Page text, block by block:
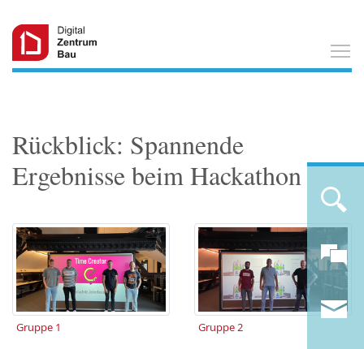
Rückblick: Spannende
Ergebnisse beim Hackathon
Gruppe 1 Gruppe 2